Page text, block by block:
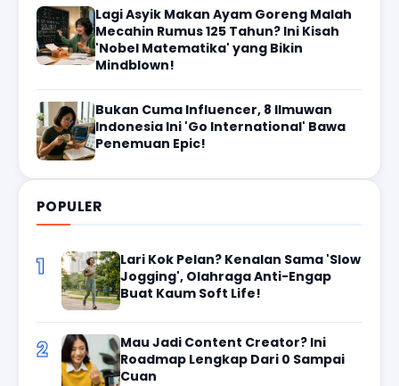
Lagi Asyik Makan Ayam Goreng Malah
Mecahin Rumus 125 Tahun? Ini Kisah
'Nobel Matematika' yang Bikin
Mindblown!
Bukan Cuma Influencer, 8 Ilmuwan
Indonesia Ini 'Go International' Bawa
Penemuan Epic!
POPULER
1
Lari Kok Pelan? Kenalan Sama 'Slow
Jogging', Olahraga Anti-Engap
Buat Kaum Soft Life!
2
Mau Jadi Content Creator? Ini
Roadmap Lengkap Dari 0 Sampai
Cuan